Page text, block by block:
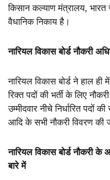
r
e
किसान कल्याण मंत्रालय,
वैधानिक निकाय है।
नारियल विकास बोर्ड नौकरी
नारियल विकास बोर्ड ने हाल
रिक्त पदों की भर्ती के लिए
उम्मीदवार नीचे निर्धारित पदों
आदि के सभी नौकरी विवरण
नारियल विकास बोर्ड नौकरी के
बारे में